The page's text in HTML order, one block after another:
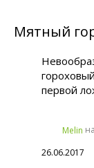
Мятный
первой
Melin
26.06.2017